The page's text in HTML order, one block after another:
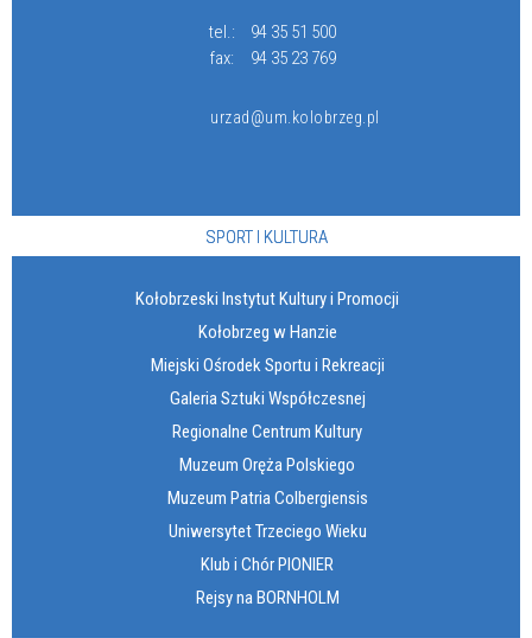
tel.:
94 35 51 500
fax:
94 35 23 769
urzad@um.kolobrzeg.pl
SPORT I KULTURA
Kołobrzeski Instytut Kultury i Promocji
Kołobrzeg w Hanzie
Miejski Ośrodek Sportu i Rekreacji
Galeria Sztuki Współczesnej
Regionalne Centrum Kultury
Muzeum Oręża Polskiego
Muzeum Patria Colbergiensis
Uniwersytet Trzeciego Wieku
Klub i Chór PIONIER
Rejsy na BORNHOLM